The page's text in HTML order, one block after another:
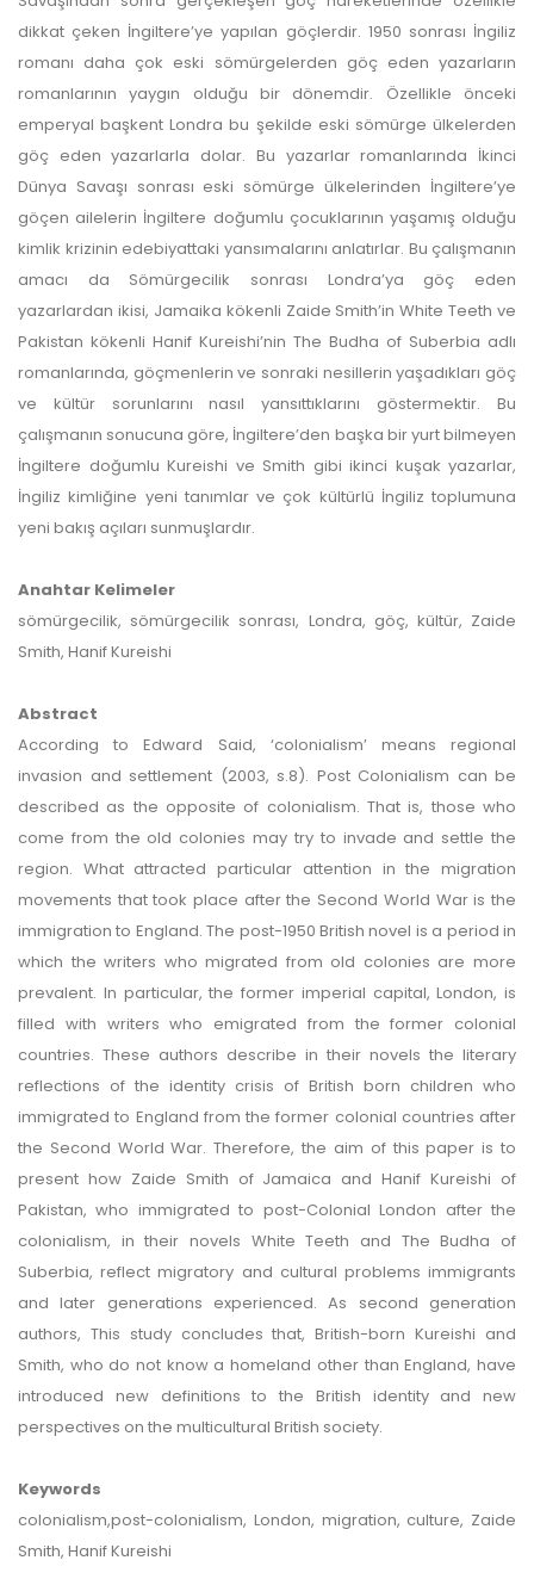
dikkat çeken İngiltere’ye yapılan göçlerdir. 1950 sonrası İngiliz
romanı daha çok eski sömürgelerden göç eden yazarların
romanlarının yaygın olduğu bir dönemdir. Özellikle önceki
emperyal başkent Londra bu şekilde eski sömürge ülkelerden
göç eden yazarlarla dolar. Bu yazarlar romanlarında İkinci
Dünya Savaşı sonrası eski sömürge ülkelerinden İngiltere’ye
göçen ailelerin İngiltere doğumlu çocuklarının yaşamış olduğu
kimlik krizinin edebiyattaki yansımalarını anlatırlar. Bu çalışmanın
amacı da Sömürgecilik sonrası Londra’ya göç eden
yazarlardan ikisi, Jamaika kökenli Zaide Smith’in White Teeth ve
Pakistan kökenli Hanif Kureishi’nin The Budha of Suberbia adlı
romanlarında, göçmenlerin ve sonraki nesillerin yaşadıkları göç
ve kültür sorunlarını nasıl yansıttıklarını göstermektir. Bu
çalışmanın sonucuna göre, İngiltere’den başka bir yurt bilmeyen
İngiltere doğumlu Kureishi ve Smith gibi ikinci kuşak yazarlar,
İngiliz kimliğine yeni tanımlar ve çok kültürlü İngiliz toplumuna
yeni bakış açıları sunmuşlardır.
Anahtar Kelimeler
sömürgecilik, sömürgecilik sonrası, Londra, göç, kültür, Zaide
Smith, Hanif Kureishi
Abstract
According to Edward Said, ‘colonialism’ means regional
invasion and settlement (2003, s.8). Post Colonialism can be
described as the opposite of colonialism. That is, those who
come from the old colonies may try to invade and settle the
region. What attracted particular attention in the migration
movements that took place after the Second World War is the
immigration to England. The post-1950 British novel is a period in
which the writers who migrated from old colonies are more
prevalent. In particular, the former imperial capital, London, is
filled with writers who emigrated from the former colonial
countries. These authors describe in their novels the literary
reflections of the identity crisis of British born children who
immigrated to England from the former colonial countries after
the Second World War. Therefore, the aim of this paper is to
present how Zaide Smith of Jamaica and Hanif Kureishi of
Pakistan, who immigrated to post-Colonial London after the
colonialism, in their novels White Teeth and The Budha of
Suberbia, reflect migratory and cultural problems immigrants
and later generations experienced. As second generation
authors, This study concludes that, British-born Kureishi and
Smith, who do not know a homeland other than England, have
introduced new definitions to the British identity and new
perspectives on the multicultural British society.
Keywords
colonialism,post-colonialism, London, migration, culture, Zaide
Smith, Hanif Kureishi